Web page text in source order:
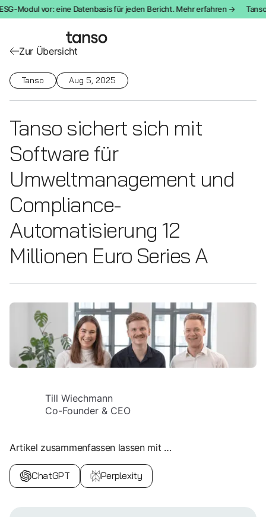
Modul vor: eine Datenbasis für jeden Bericht. Mehr erfahren →
Zur Übersicht
Tanso Aug 5, 2025
Tanso sichert sich mit
Software für
Umweltmanagement und
Compliance-
Automatisierung 12
Millionen Euro Series A
Till Wiechmann
Co-Founder & CEO
Artikel zusammenfassen lassen mit …
ChatGPT Perplexity